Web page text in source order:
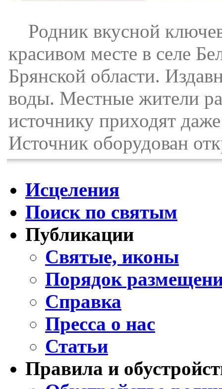
Родник вкусной
красивом месте в селе
Брянской области.
воды. Местные жители
источнику приходят
Источник оборудован
Исцеления
Поиск по святым
Публикации
Святые, иконы
Порядок
Справка
Пресса о нас
Статьи
Правила и